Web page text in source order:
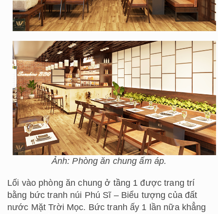
Ảnh: Phòng ăn chung ấm áp.
Lối vào phòng ăn chung ở tầng 1 được trang trí
bằng bức tranh núi Phú Sĩ – Biểu tượng của đất
nước Mặt Trời Mọc. Bức tranh ấy 1 lần nữa khẳng